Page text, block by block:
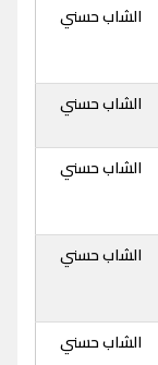
الشاب حسني
الشاب حسني
الشاب حسني
الشاب حسني
الشاب حسني